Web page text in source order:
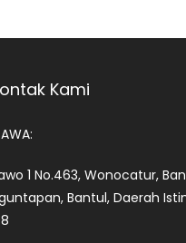
Kami
1 No.463, Wonocatur,
Bantul, Daerah